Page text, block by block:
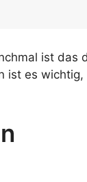
ist das
ist es wichtig,